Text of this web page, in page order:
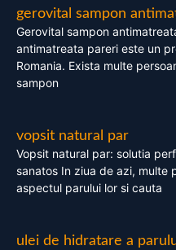
gerovital sampon
Gerovital sampon
antimatreata pareri este un
Romania. Exista multe
sampon
vopsit natural par
Vopsit natural par: solutia
sanatos In ziua de azi, multe
aspectul parului lor si cauta
ulei de hidratare a